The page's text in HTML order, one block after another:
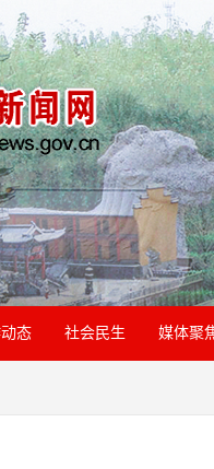
态 社会民生 媒体聚